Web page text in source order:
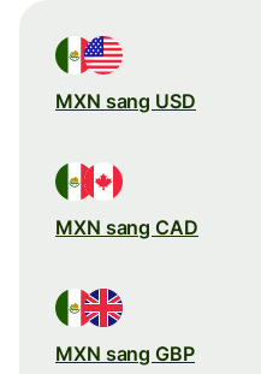
MXN sang USD
MXN sang CAD
MXN sang GBP